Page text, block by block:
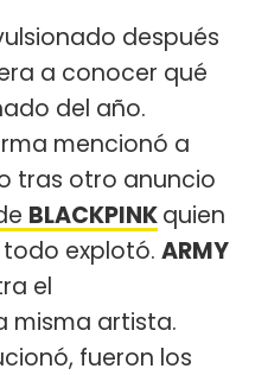
después
a conocer qué
del año.
mencionó a
tras otro anuncio
BLACKPINKquien
explotó. ARMY
el
misma artista.
fueron los